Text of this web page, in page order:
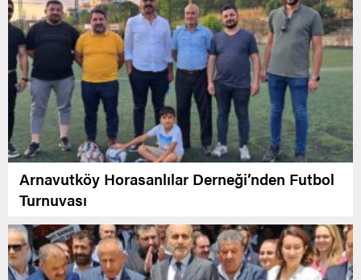
Arnavutköy Horasanlılar Derneği’nden Futbol
Turnuvası